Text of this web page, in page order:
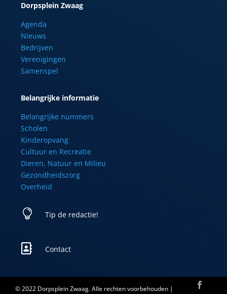
Dorpsplein Zwaag
Agenda
Nieuws
Bedrijven
Verenigingen
Samenspel
Belangrijke informatie
Belangrijke nummers
Scholen
Kinderopvang
Cultuur en Recreatie
Dieren, Natuur en Milieu
Gezondheidszorg
Overheid
 Tip de redactie!
 Contact
© 2022 Dorpsplein Zwaag. Alle rechten voorbehouden |